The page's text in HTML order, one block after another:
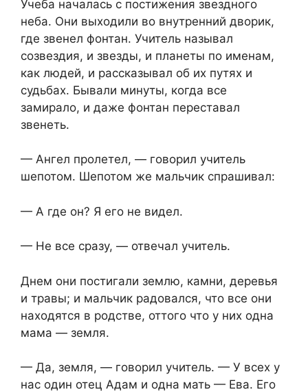
Учеба началась с постижения звездного
неба. Они выходили во внутренний дворик,
где звенел фонтан. Учитель называл
созвездия, и звезды, и планеты по именам,
как людей, и рассказывал об их путях и
судьбах. Бывали минуты, когда все
замирало, и даже фонтан переставал
звенеть.
— Ангел пролетел, — говорил учитель
шепотом. Шепотом же мальчик спрашивал:
— А где он? Я его не видел.
— Не все сразу, — отвечал учитель.
Днем они постигали землю, камни, деревья
и травы; и мальчик радовался, что все они
находятся в родстве, оттого что у них одна
мама — земля.
— Да, земля, — говорил учитель. — У всех у
нас один отец Адам и одна мать — Ева. Его